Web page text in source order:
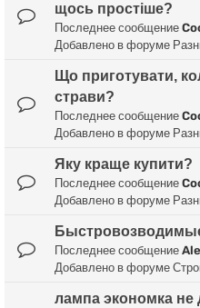
щось простіше?
Последнее сообщение
Добавлено в форуме
Що приготувати,
страви?
Последнее сообщение
Добавлено в форуме
Яку краще купити?
Последнее сообщение
Добавлено в форуме
Последнее сообщение
Добавлено в форуме
лампа экономка не